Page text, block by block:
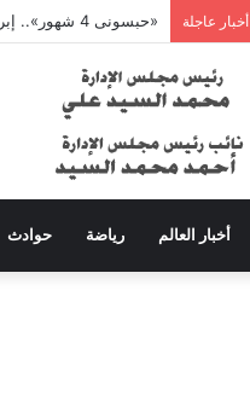
أخبار عاجلة «حبسونى 4 شهور».. إبراهيم سعيد يفتح النار على ابنتيه: والله ما مسامحكم
أخبار العالم رياضة حوادث